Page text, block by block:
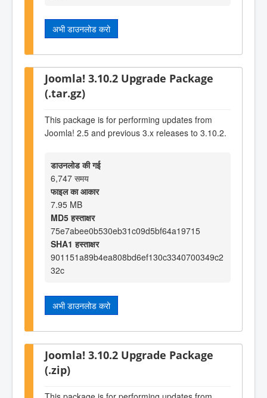
अभी डाउनलोड करो
Joomla! 3.10.2 Upgrade Package
(.tar.gz)
This package is for performing updates from
Joomla! 2.5 and previous 3.x releases to 3.10.2.
डाउनलोड की गई
6,747 समय
फाइल का आकार
7.95 MB
MD5 हस्ताक्षर
75e7abee0b530eb31c09d5bf64a19715
SHA1 हस्ताक्षर
901151a89b4ea808bd6ef130c3340700349c2
32c
अभी डाउनलोड करो
Joomla! 3.10.2 Upgrade Package
(.zip)